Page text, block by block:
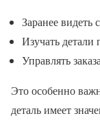
Заранее видеть
Изучать
Управлять
Это особенно
деталь имеет